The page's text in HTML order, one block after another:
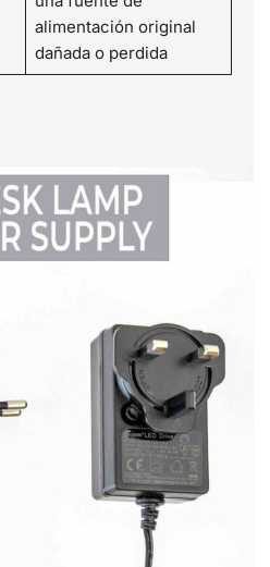
alimentación original
dañada o perdida